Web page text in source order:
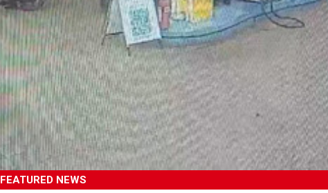
FEATURED NEWS